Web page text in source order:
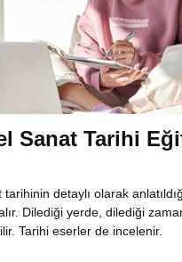
Sanat Tarihi
tarihinin detaylı olarak
Dilediği yerde, dilediği
Tarihi eserler de incelenir.